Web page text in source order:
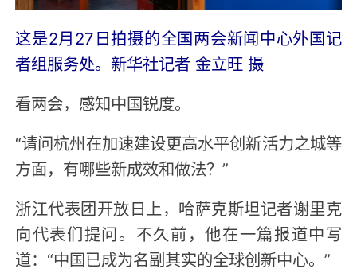
这是2月27日拍摄的全国两会新闻中心外国记
者组服务处。新华社记者 金立旺 摄
看两会，感知中国锐度。
“请问杭州在加速建设更高水平创新活力之城等
方面，有哪些新成效和做法？”
浙江代表团开放日上，哈萨克斯坦记者谢里克
向代表们提问。不久前，他在一篇报道中写
道：“中国已成为名副其实的全球创新中心。”